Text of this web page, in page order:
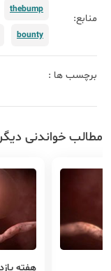
منابع:
thebump
bounty
برچسب ها :
مطالب خواندنی
هفته